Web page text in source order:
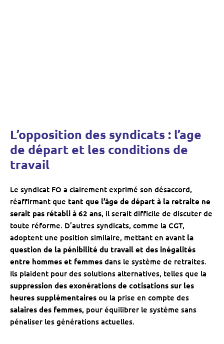
L’opposition des syndicats : l’age
de départ et les conditions de
travail
Le syndicat FO a clairement exprimé son désaccord,
réaffirmant que tant que l’âge de départ à la retraite ne
serait pas rétabli à 62 ans, il serait difficile de discuter de
toute réforme. D’autres syndicats, comme la CGT,
adoptent une position similaire, mettant en avant la
question de la pénibilité du travail et des inégalités
entre hommes et femmes dans le système de retraites.
Ils plaident pour des solutions alternatives, telles que la
suppression des exonérations de cotisations sur les
heures supplémentaires ou la prise en compte des
salaires des femmes, pour équilibrer le système sans
pénaliser les générations actuelles.